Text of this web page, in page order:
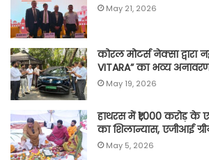
May 21, 2026
कोरल मोटर्स नेक्सा द्वारा
VITARA” का भव्य
May 19, 2026
हाथरस में ₹1,000 करोड़
का शिलान्यास, एजीआई
May 5, 2026